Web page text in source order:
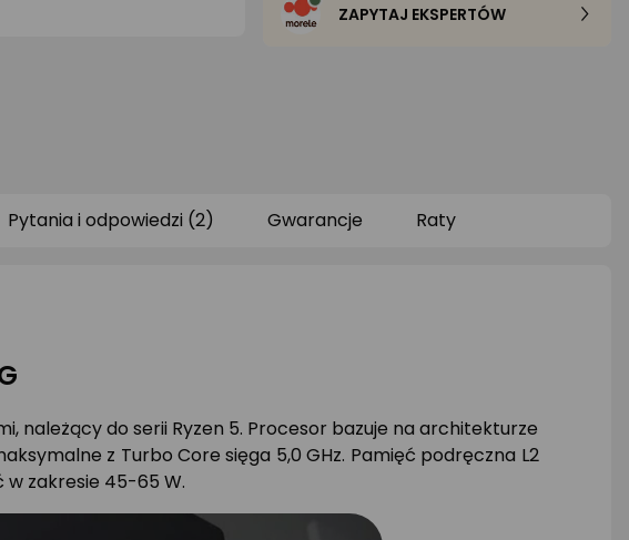
ZAPYTAJ EKSPERTÓW
Pytania i odpowiedzi (2) Gwarancje Raty
należący do serii Ryzen 5. Procesor bazuje na architekturze
z Turbo Core sięga 5,0 GHz. Pamięć podręczna L2
w zakresie 45-65 W.